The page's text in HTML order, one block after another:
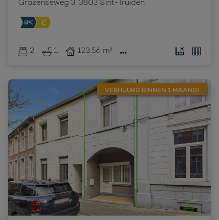
Grazenseweg 3, 3803 Sint-Truiden
2 1 123.56 m²
VERHUURD BINNEN 1 MAAND!